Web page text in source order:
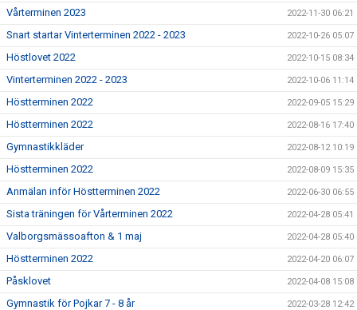
Vårterminen 2023 2022-11-30 06:21
Snart startar Vinterterminen 2022 - 2023 2022-10-26 05:07
Höstlovet 2022 2022-10-15 08:34
Vinterterminen 2022 - 2023 2022-10-06 11:14
Höstterminen 2022 2022-09-05 15:29
Höstterminen 2022 2022-08-16 17:40
Gymnastikkläder 2022-08-12 10:19
Höstterminen 2022 2022-08-09 15:35
Anmälan inför Höstterminen 2022 2022-06-30 06:55
Sista träningen för Vårterminen 2022 2022-04-28 05:41
Valborgsmässoafton & 1 maj 2022-04-28 05:40
Höstterminen 2022 2022-04-20 06:07
Påsklovet 2022-04-08 15:08
Gymnastik för Pojkar 7 - 8 år 2022-03-28 12:42